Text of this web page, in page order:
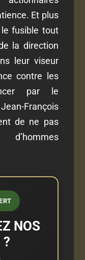
Et plus
fusible tout
la direction
leur viseur
contre les
par le
François
de ne pas
d’hommes
NOS
?